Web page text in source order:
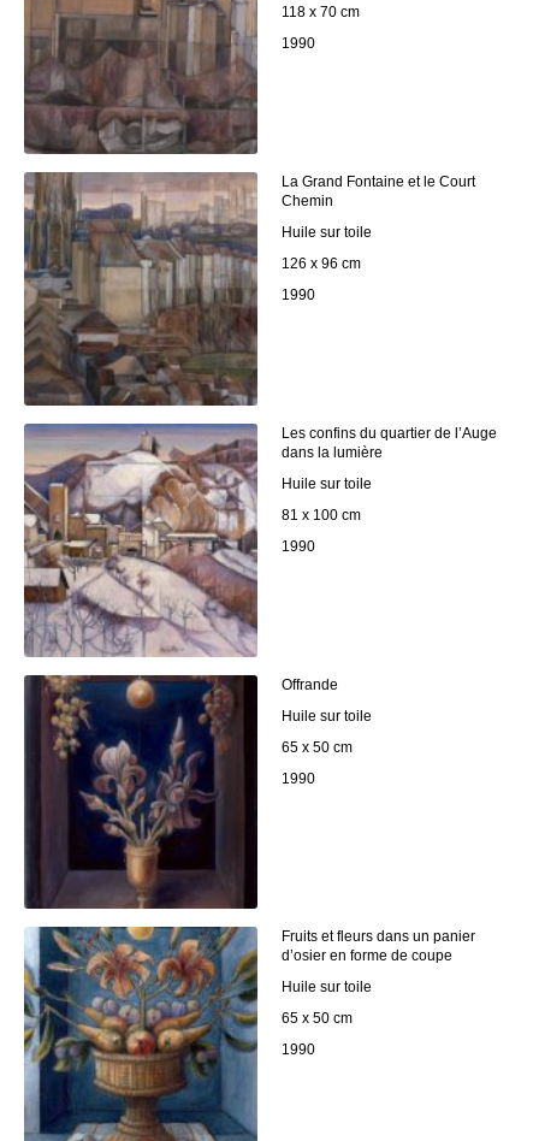
118 x 70 cm
1990
La Grand Fontaine et le Court
Chemin
Huile sur toile
126 x 96 cm
1990
Les confins du quartier de l’Auge
dans la lumière
Huile sur toile
81 x 100 cm
1990
Offrande
Huile sur toile
65 x 50 cm
1990
Fruits et fleurs dans un panier
d’osier en forme de coupe
Huile sur toile
65 x 50 cm
1990